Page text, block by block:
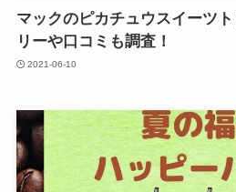
マックのピカチュウスイーツ
リーや口コミも調査！
2021-06-10